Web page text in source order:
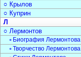
○ Крылов
○ Куприн
Л
○ Лермонтов
▫ Биография Лермонтова
▫ Творчество Лермонтова